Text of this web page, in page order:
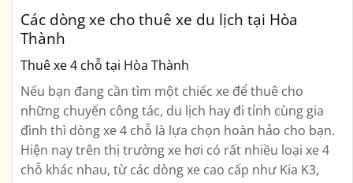
Các dòng xe cho thuê xe du lịch tại Hòa
Thành
Thuê xe 4 chỗ tại Hòa Thành
Nếu bạn đang cần tìm một chiếc xe để thuê cho
những chuyến công tác, du lịch hay đi tỉnh cùng gia
đình thì dòng xe 4 chỗ là lựa chọn hoàn hảo cho bạn.
Hiện nay trên thị trường xe hơi có rất nhiều loại xe 4
chỗ khác nhau, từ các dòng xe cao cấp như Kia K3,